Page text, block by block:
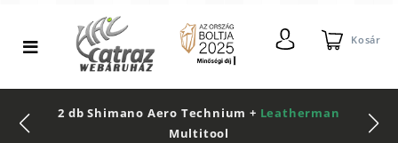
Kosár
2 db Shimano Aero Technium + Leatherman
Multitool